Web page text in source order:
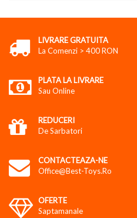
LIVRARE GRATUITA
La Comenzi > 400 RON
PLATA LA LIVRARE
Sau Online
REDUCERI
De Sarbatori
CONTACTEAZA-NE
Office@best-Toys.ro
OFERTE
Saptamanale